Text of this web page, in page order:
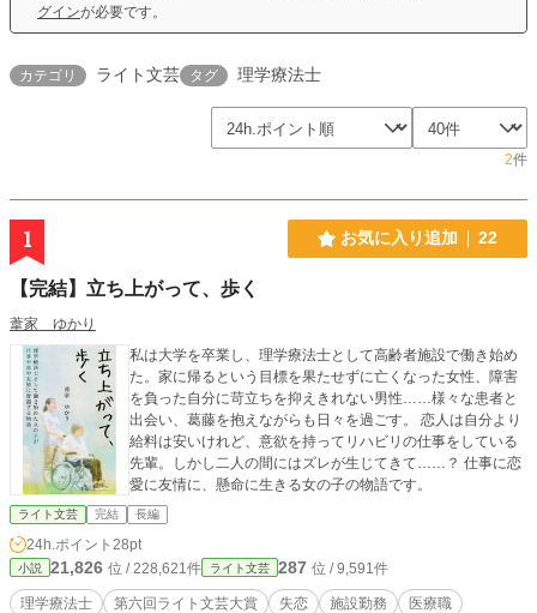
グインが必要です。
カテゴリ ライト文芸 タグ 理学療法士
2件
1 お気に入り追加 22
【完結】立ち上がって、歩く
葦家 ゆかり
私は大学を卒業し、理学療法士として高齢者施設で働き始め
た。家に帰るという目標を果たせずに亡くなった女性、障害
を負った自分に苛立ちを抑えきれない男性……様々な患者と
出会い、葛藤を抱えながらも日々を過ごす。 恋人は自分より
給料は安いけれど、意欲を持ってリハビリの仕事をしている
先輩。しかし二人の間にはズレが生じてきて……？ 仕事に恋
愛に友情に、懸命に生きる女の子の物語です。
ライト文芸 完結 長編
24h.ポイント 28pt
小説 21,826 位 / 228,621件 ライト文芸 287 位 / 9,591件
理学療法士 第六回ライト文芸大賞 失恋 施設勤務
医療職